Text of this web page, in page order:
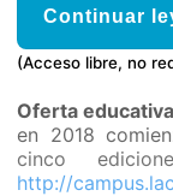
Continuar
(Acceso libre, no
Oferta
en 2018
cinco
http://